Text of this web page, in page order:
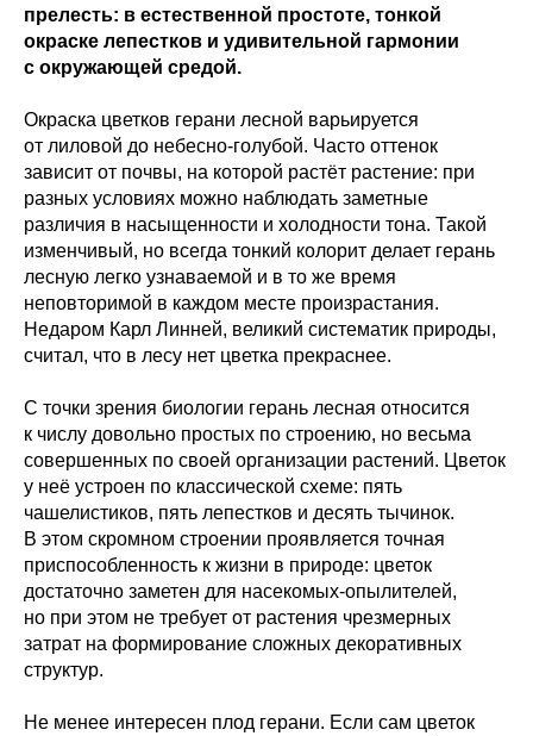
прелесть: в естественной простоте, тонкой
окраске лепестков и удивительной гармонии
с окружающей средой.
Окраска цветков герани лесной варьируется
от лиловой до небесно-голубой. Часто оттенок
зависит от почвы, на которой растёт растение: при
разных условиях можно наблюдать заметные
различия в насыщенности и холодности тона. Такой
изменчивый, но всегда тонкий колорит делает герань
лесную легко узнаваемой и в то же время
неповторимой в каждом месте произрастания.
Недаром Карл Линней, великий систематик природы,
считал, что в лесу нет цветка прекраснее.
С точки зрения биологии герань лесная относится
к числу довольно простых по строению, но весьма
совершенных по своей организации растений. Цветок
у неё устроен по классической схеме: пять
чашелистиков, пять лепестков и десять тычинок.
В этом скромном строении проявляется точная
приспособленность к жизни в природе: цветок
достаточно заметен для насекомых-опылителей,
но при этом не требует от растения чрезмерных
затрат на формирование сложных декоративных
структур.
Не менее интересен плод герани. Если сам цветок